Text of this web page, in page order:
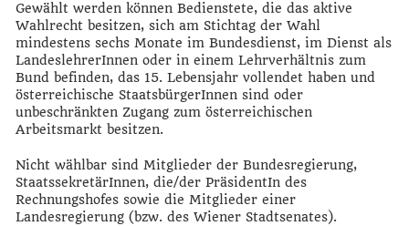
Gewählt werden können Bedienstete, die das aktive
Wahlrecht besitzen, sich am Stichtag der Wahl
mindestens sechs Monate im Bundesdienst, im Dienst als
LandeslehrerInnen oder in einem Lehrverhältnis zum
Bund befinden, das 15. Lebensjahr vollendet haben und
österreichische StaatsbürgerInnen sind oder
unbeschränkten Zugang zum österreichischen
Arbeitsmarkt besitzen.
Nicht wählbar sind Mitglieder der Bundesregierung,
StaatssekretärInnen, die/der PräsidentIn des
Rechnungshofes sowie die Mitglieder einer
Landesregierung (bzw. des Wiener Stadtsenates).